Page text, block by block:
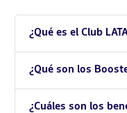
¿Qué es el Club
¿Qué son los
¿Cuáles son los